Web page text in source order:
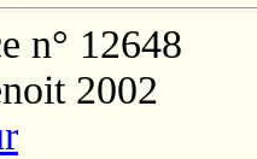
n° 12648
2002